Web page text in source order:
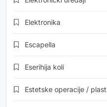
Elektronika
Escapella
Eserihija koli
Estetske operacije /